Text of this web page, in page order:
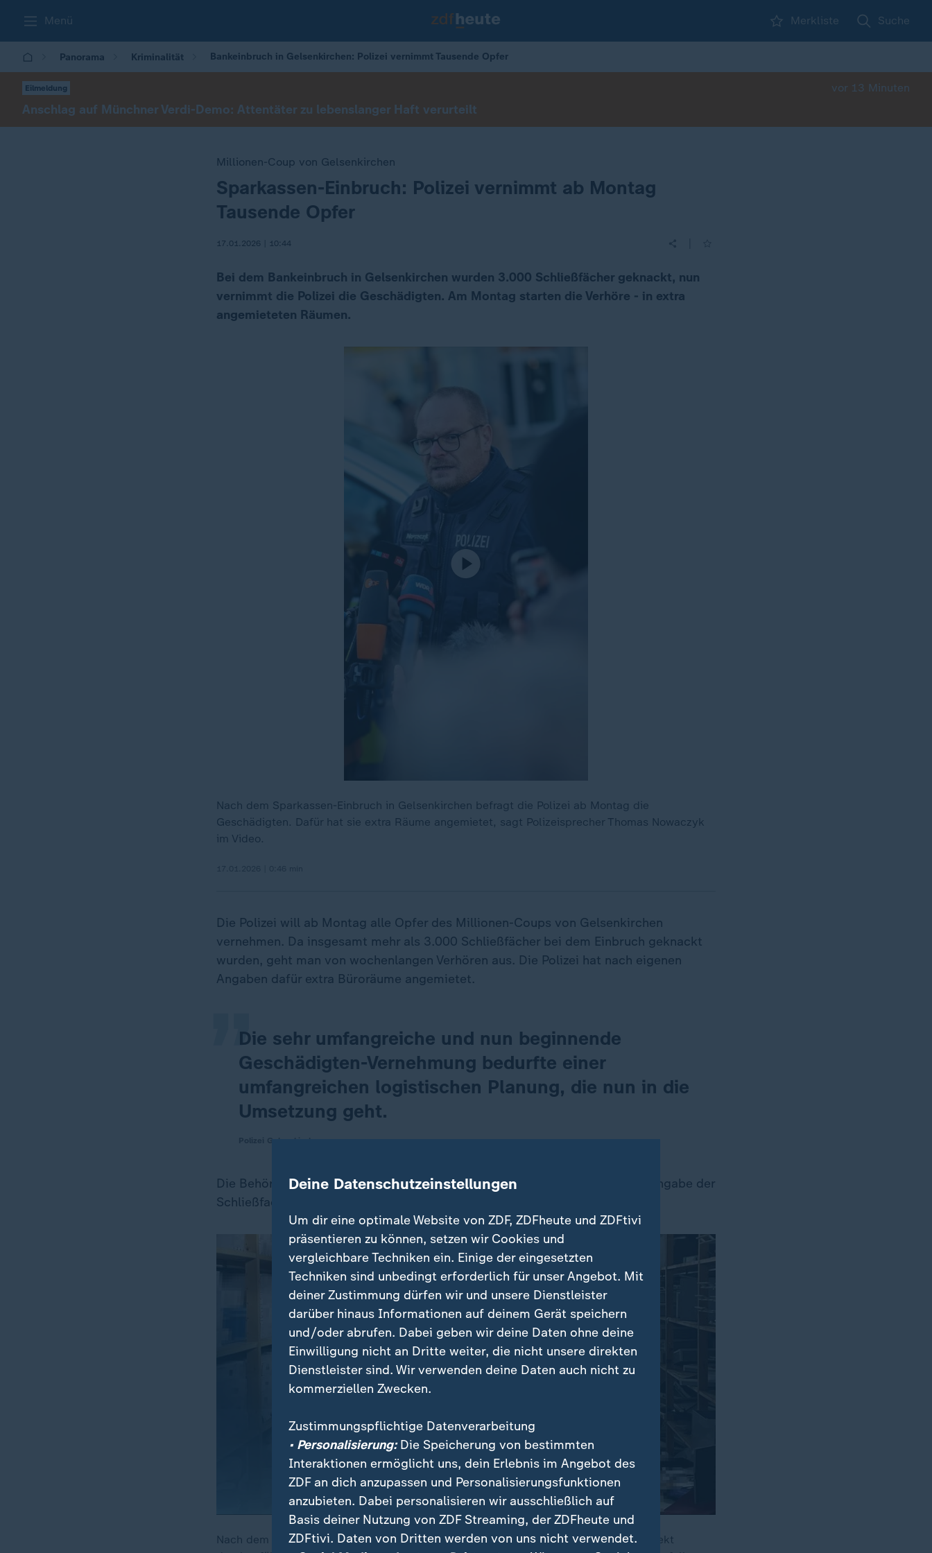
Menü Merkliste Suche
Panorama Kriminalität Bankeinbruch in Gelsenkirchen: Polizei vernimmt Tausende Opfer
Eilmeldung vor 13 Minuten
Anschlag auf Münchner Verdi-Demo: Attentäter zu lebenslanger Haft verurteilt
Millionen-Coup von Gelsenkirchen
:
Sparkassen-Einbruch: Polizei vernimmt ab Montag
Tausende Opfer
17.01.2026 | 10:44
Bei dem Bankeinbruch in Gelsenkirchen wurden 3.000 Schließfächer geknackt, nun
vernimmt die Polizei die Geschädigten. Am Montag starten die Verhöre - in extra
angemieteten Räumen.
Nach dem Sparkassen-Einbruch in Gelsenkirchen befragt die Polizei ab Montag die
Geschädigten. Dafür hat sie extra Räume angemietet, sagt Polizeisprecher Thomas Nowaczyk
im Video.
Die Polizei will ab Montag alle Opfer des Millionen-Coups von Gelsenkirchen
vernehmen. Da insgesamt mehr als 3.000 Schließfächer bei dem Einbruch geknackt
wurden, geht man von wochenlangen Verhören aus. Die Polizei hat nach eigenen
Angaben dafür extra Büroräume angemietet.
Die sehr umfangreiche und nun beginnende
Geschädigten-Vernehmung bedurfte einer
umfangreichen logistischen Planung, die nun in die
Umsetzung geht.
„
Die Behörde hat eine Telefonnummer geschaltet, über die alle Opfer unter Angabe der
Schließfachnummer einen Termin für die Vernehmung ausmachen sollen.
Nach dem Banküberfall in Gelsenkirchen spricht NRWs Innenminister von einer "perfekt
Deine Datenschutzeinstellungen
Um dir eine optimale Website von ZDF, ZDFheute und ZDFtivi
präsentieren zu können, setzen wir Cookies und
vergleichbare Techniken ein. Einige der eingesetzten
Techniken sind unbedingt erforderlich für unser Angebot. Mit
deiner Zustimmung dürfen wir und unsere Dienstleister
darüber hinaus Informationen auf deinem Gerät speichern
und/oder abrufen. Dabei geben wir deine Daten ohne deine
Einwilligung nicht an Dritte weiter, die nicht unsere direkten
Dienstleister sind. Wir verwenden deine Daten auch nicht zu
kommerziellen Zwecken.
Zustimmungspflichtige Datenverarbeitung
• Personalisierung:Die Speicherung von bestimmten
Interaktionen ermöglicht uns, dein Erlebnis im Angebot des
ZDF an dich anzupassen und Personalisierungsfunktionen
anzubieten. Dabei personalisieren wir ausschließlich auf
Basis deiner Nutzung von ZDF Streaming, der ZDFheute und
ZDFtivi. Daten von Dritten werden von uns nicht verwendet.